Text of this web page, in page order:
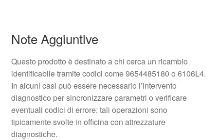
Note Aggiuntive
Questo prodotto è destinato a chi cerca un ricambio
identificabile tramite codici come 9654485180 o 6106L4.
In alcuni casi può essere necessario l’intervento
diagnostico per sincronizzare parametri o verificare
eventuali codici di errore; tali operazioni sono
tipicamente svolte in officina con attrezzature
diagnostiche.